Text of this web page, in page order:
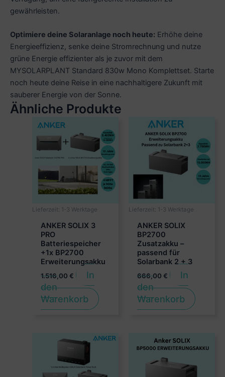
gewährleisten.
Optimiere deine Solaranlage noch heute: Erhöhe deine
Energieeffizienz, senke deine Stromrechnung und nutze
grüne Energie effizienter als je zuvor mit dem
MYSOLARPLANT Standard 830w Mono Komplettset. Starte
noch heute deine Reise in eine nachhaltigere Zukunft mit
sauberer Energie von der Sonne.
Ähnliche Produkte
Lieferzeit: 1-3 Werktage
ANKER SOLIX 3
PRO
Batteriespeicher
+1x BP2700
Erweiterungsakku
1.516,00 €
In
den
Warenkorb
Lieferzeit: 1-3 Werktage
ANKER SOLIX
BP2700
Zusatzakku –
passend für
Solarbank 2 + 3
666,00 €
In
den
Warenkorb